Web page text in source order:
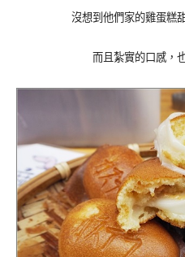
沒想到他們家的雞蛋糕
而且紮實的口感，